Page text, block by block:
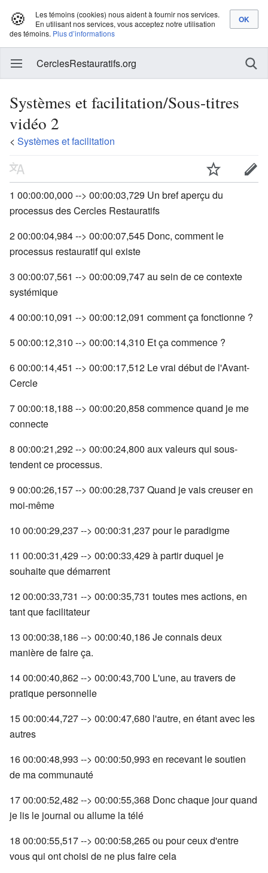
🍪
Les témoins (cookies) nous aident à fournir nos services.
En utilisant nos services, vous acceptez notre utilisation
des témoins. Plus d’informations
CerclesRestauratifs.org
Systèmes et facilitation/Sous-titres
vidéo 2
< Systèmes et facilitation
1 00:00:00,000 --> 00:00:03,729 Un bref aperçu du
processus des Cercles Restauratifs
2 00:00:04,984 --> 00:00:07,545 Donc, comment le
processus restauratif qui existe
3 00:00:07,561 --> 00:00:09,747 au sein de ce contexte
systémique
4 00:00:10,091 --> 00:00:12,091 comment ça fonctionne ?
5 00:00:12,310 --> 00:00:14,310 Et ça commence ?
6 00:00:14,451 --> 00:00:17,512 Le vrai début de l'Avant-
Cercle
7 00:00:18,188 --> 00:00:20,858 commence quand je me
connecte
8 00:00:21,292 --> 00:00:24,800 aux valeurs qui sous-
tendent ce processus.
9 00:00:26,157 --> 00:00:28,737 Quand je vais creuser en
moi-même
10 00:00:29,237 --> 00:00:31,237 pour le paradigme
11 00:00:31,429 --> 00:00:33,429 à partir duquel je
souhaite que démarrent
12 00:00:33,731 --> 00:00:35,731 toutes mes actions, en
tant que facilitateur
13 00:00:38,186 --> 00:00:40,186 Je connais deux
manière de faire ça.
14 00:00:40,862 --> 00:00:43,700 L'une, au travers de
pratique personnelle
15 00:00:44,727 --> 00:00:47,680 l'autre, en étant avec les
autres
16 00:00:48,993 --> 00:00:50,993 en recevant le soutien
de ma communauté
17 00:00:52,482 --> 00:00:55,368 Donc chaque jour quand
je lis le journal ou allume la télé
18 00:00:55,517 --> 00:00:58,265 ou pour ceux d'entre
vous qui ont choisi de ne plus faire cela